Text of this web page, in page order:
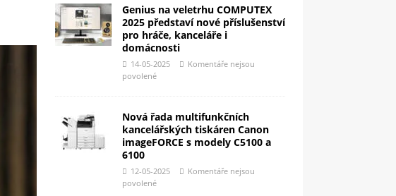
Genius na veletrhu COMPUTEX
2025 představí nové příslušenství
pro hráče, kanceláře i
domácnosti
14-05-2025
Komentáře nejsou
povolené
Nová řada multifunkčních
kancelářských tiskáren Canon
imageFORCE s modely C5100 a
6100
12-05-2025
Komentáře nejsou
povolené